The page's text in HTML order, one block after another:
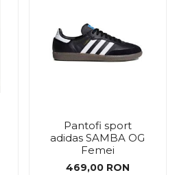
Pantofi sport
adidas SAMBA OG
Femei
469,00 RON